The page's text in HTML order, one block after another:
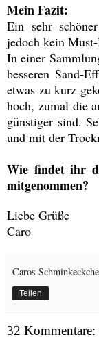
Mein Fazit:
Ein sehr
jedoch kein
In einer
besseren Sand-
etwas zu kurz
hoch, zumal die
günstiger sind.
und mit der
Wie findet ihr
mitgenommen?
Liebe Grüße
Caro
Caros
Teilen
32 Kommentare: